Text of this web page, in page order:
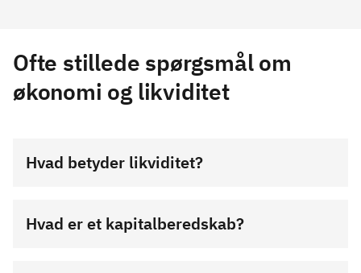
Ofte stillede spørgsmål om
økonomi og likviditet
Hvad betyder likviditet?
Hvad er et kapitalberedskab?